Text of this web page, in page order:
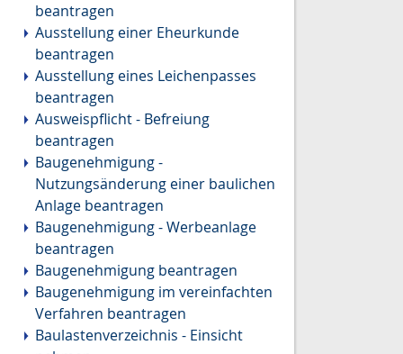
beantragen
Ausstellung einer Eheurkunde
beantragen
Ausstellung eines Leichenpasses
beantragen
Ausweispflicht - Befreiung
beantragen
Baugenehmigung -
Nutzungsänderung einer baulichen
Anlage beantragen
Baugenehmigung - Werbeanlage
beantragen
Baugenehmigung beantragen
Baugenehmigung im vereinfachten
Verfahren beantragen
Baulastenverzeichnis - Einsicht